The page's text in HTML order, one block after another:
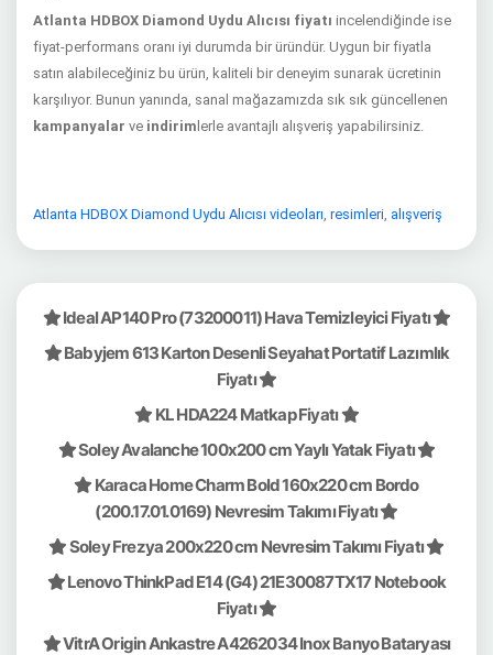
Atlanta HDBOX Diamond Uydu Alıcısı fiyatı incelendiğinde ise
fiyat-performans oranı iyi durumda bir üründür. Uygun bir fiyatla
satın alabileceğiniz bu ürün, kaliteli bir deneyim sunarak ücretinin
karşılıyor. Bunun yanında, sanal mağazamızda sık sık güncellenen
kampanyalar ve indirim lerle avantajlı alışveriş yapabilirsiniz.
Atlanta HDBOX Diamond Uydu Alıcısı videoları, resimleri, alışveriş
Ideal AP140 Pro (73200011) Hava Temizleyici Fiyatı
Babyjem 613 Karton Desenli Seyahat Portatif Lazımlık
Fiyatı
KL HDA224 Matkap Fiyatı
Soley Avalanche 100x200 cm Yaylı Yatak Fiyatı
Karaca Home Charm Bold 160x220 cm Bordo
(200.17.01.0169) Nevresim Takımı Fiyatı
Soley Frezya 200x220 cm Nevresim Takımı Fiyatı
Lenovo ThinkPad E14 (G4) 21E30087TX17 Notebook
Fiyatı
VitrA Origin Ankastre A4262034 Inox Banyo Bataryası